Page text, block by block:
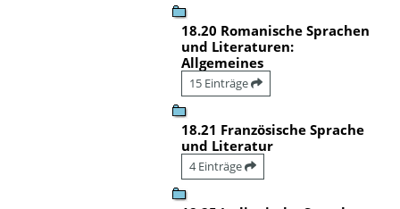
18.20 Romanische Sprachen
und Literaturen:
Allgemeines
15 Einträge
18.21 Französische Sprache
und Literatur
4 Einträge